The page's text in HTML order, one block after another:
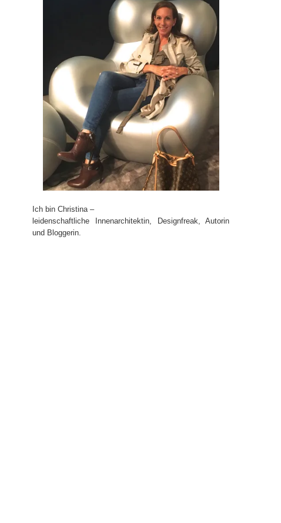
Ich bin Christina –
leidenschaftliche Innenarchitektin, Designfreak, Autorin
und Bloggerin.